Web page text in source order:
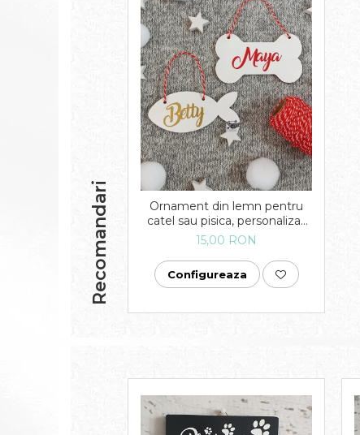
Recomandari
Ornament din lemn pentru
catel sau pisica, personalizat
cu nume
15,00 RON
Configureaza